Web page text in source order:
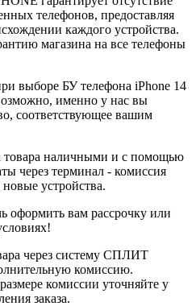
телефонов, предоставляя
каждого устройства.
магазина на все телефоны
выборе БУ телефона iPhone 14
именно у нас вы
соответствующее вашим
товара наличными и с помощью
через терминал - комиссия
новые устройства.
вам рассрочку или
через систему СПЛИТ
комиссию.
комиссии уточняйте у
заказа.